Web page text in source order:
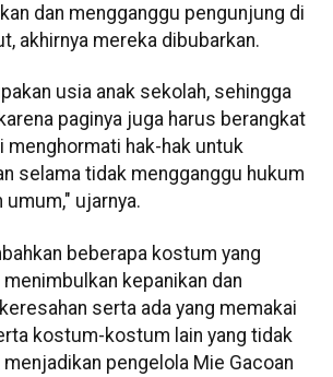
dan mengganggu pengunjung di
akhirnya mereka dibubarkan.
usia anak sekolah, sehingga
paginya juga harus berangkat
menghormati hak-hak untuk
selama tidak mengganggu hukum
ujarnya.
beberapa kostum yang
kepanikan dan
serta ada yang memakai
kostum-kostum lain yang tidak
pengelola Mie Gacoan